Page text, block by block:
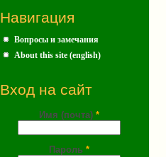
Навигация
Вопросы и замечания
About this site (english)
Вход на сайт
Имя (почта) *
Пароль *